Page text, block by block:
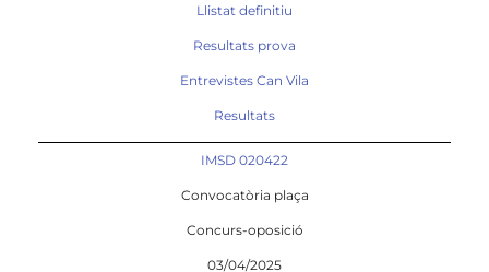
Llistat definitiu
Resultats prova
Entrevistes Can Vila
Resultats
IMSD 020422
Convocatòria plaça
Concurs-oposició
03/04/2025